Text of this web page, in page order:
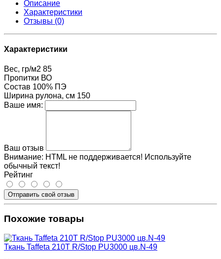
Описание
Характеристики
Отзывы (0)
Характеристики
Вес, гр/м2 85
Пропитки ВО
Состав 100% ПЭ
Ширина рулона, см 150
Ваше имя:
Ваш отзыв
Внимание: HTML не поддерживается! Используйте
обычный текст!
Рейтинг
Отправить свой отзыв
Похожие товары
Ткань Taffeta 210T R/Stop PU3000 цв.N-49